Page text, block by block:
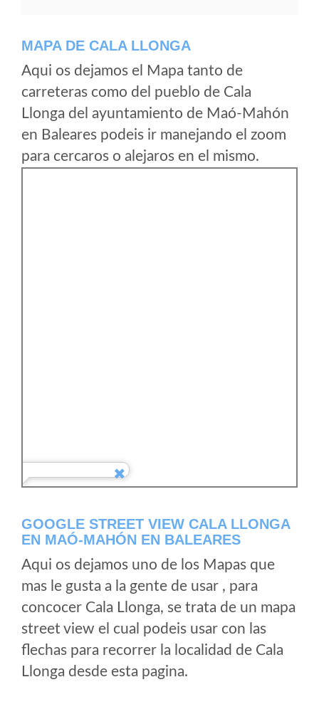
MAPA DE CALA LLONGA
Aqui os dejamos el Mapa tanto de
carreteras como del pueblo de Cala
Llonga del ayuntamiento de Maó-Mahón
en Baleares podeis ir manejando el zoom
para cercaros o alejaros en el mismo.
GOOGLE STREET VIEW CALA LLONGA
EN MAÓ-MAHÓN EN BALEARES
Aqui os dejamos uno de los Mapas que
mas le gusta a la gente de usar , para
concocer Cala Llonga, se trata de un mapa
street view el cual podeis usar con las
flechas para recorrer la localidad de Cala
Llonga desde esta pagina.